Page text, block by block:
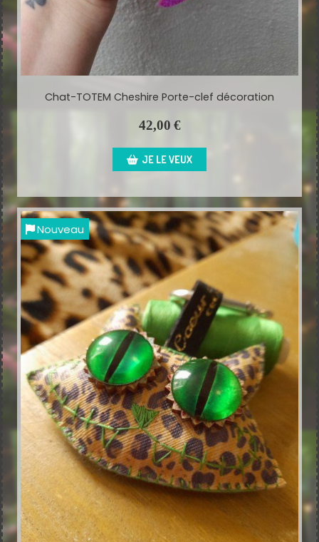
Chat-TOTEM Cheshire Porte-clef décoration
42,00 €
JE LE VEUX
Nouveau